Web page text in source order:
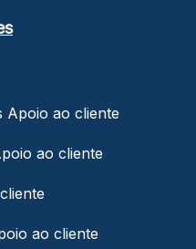
Apoio ao cliente
ao cliente
ao cliente